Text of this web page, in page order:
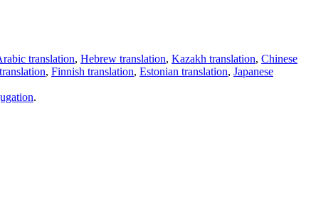
translation, Hebrew translation, Kazakh translation, Chinese
, Finnish translation, Estonian translation, Japanese
.